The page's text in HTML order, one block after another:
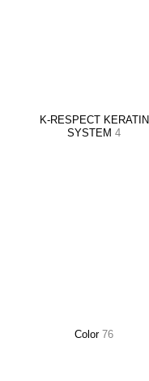
K-RESPECT KERATIN
SYSTEM 4
Color 76